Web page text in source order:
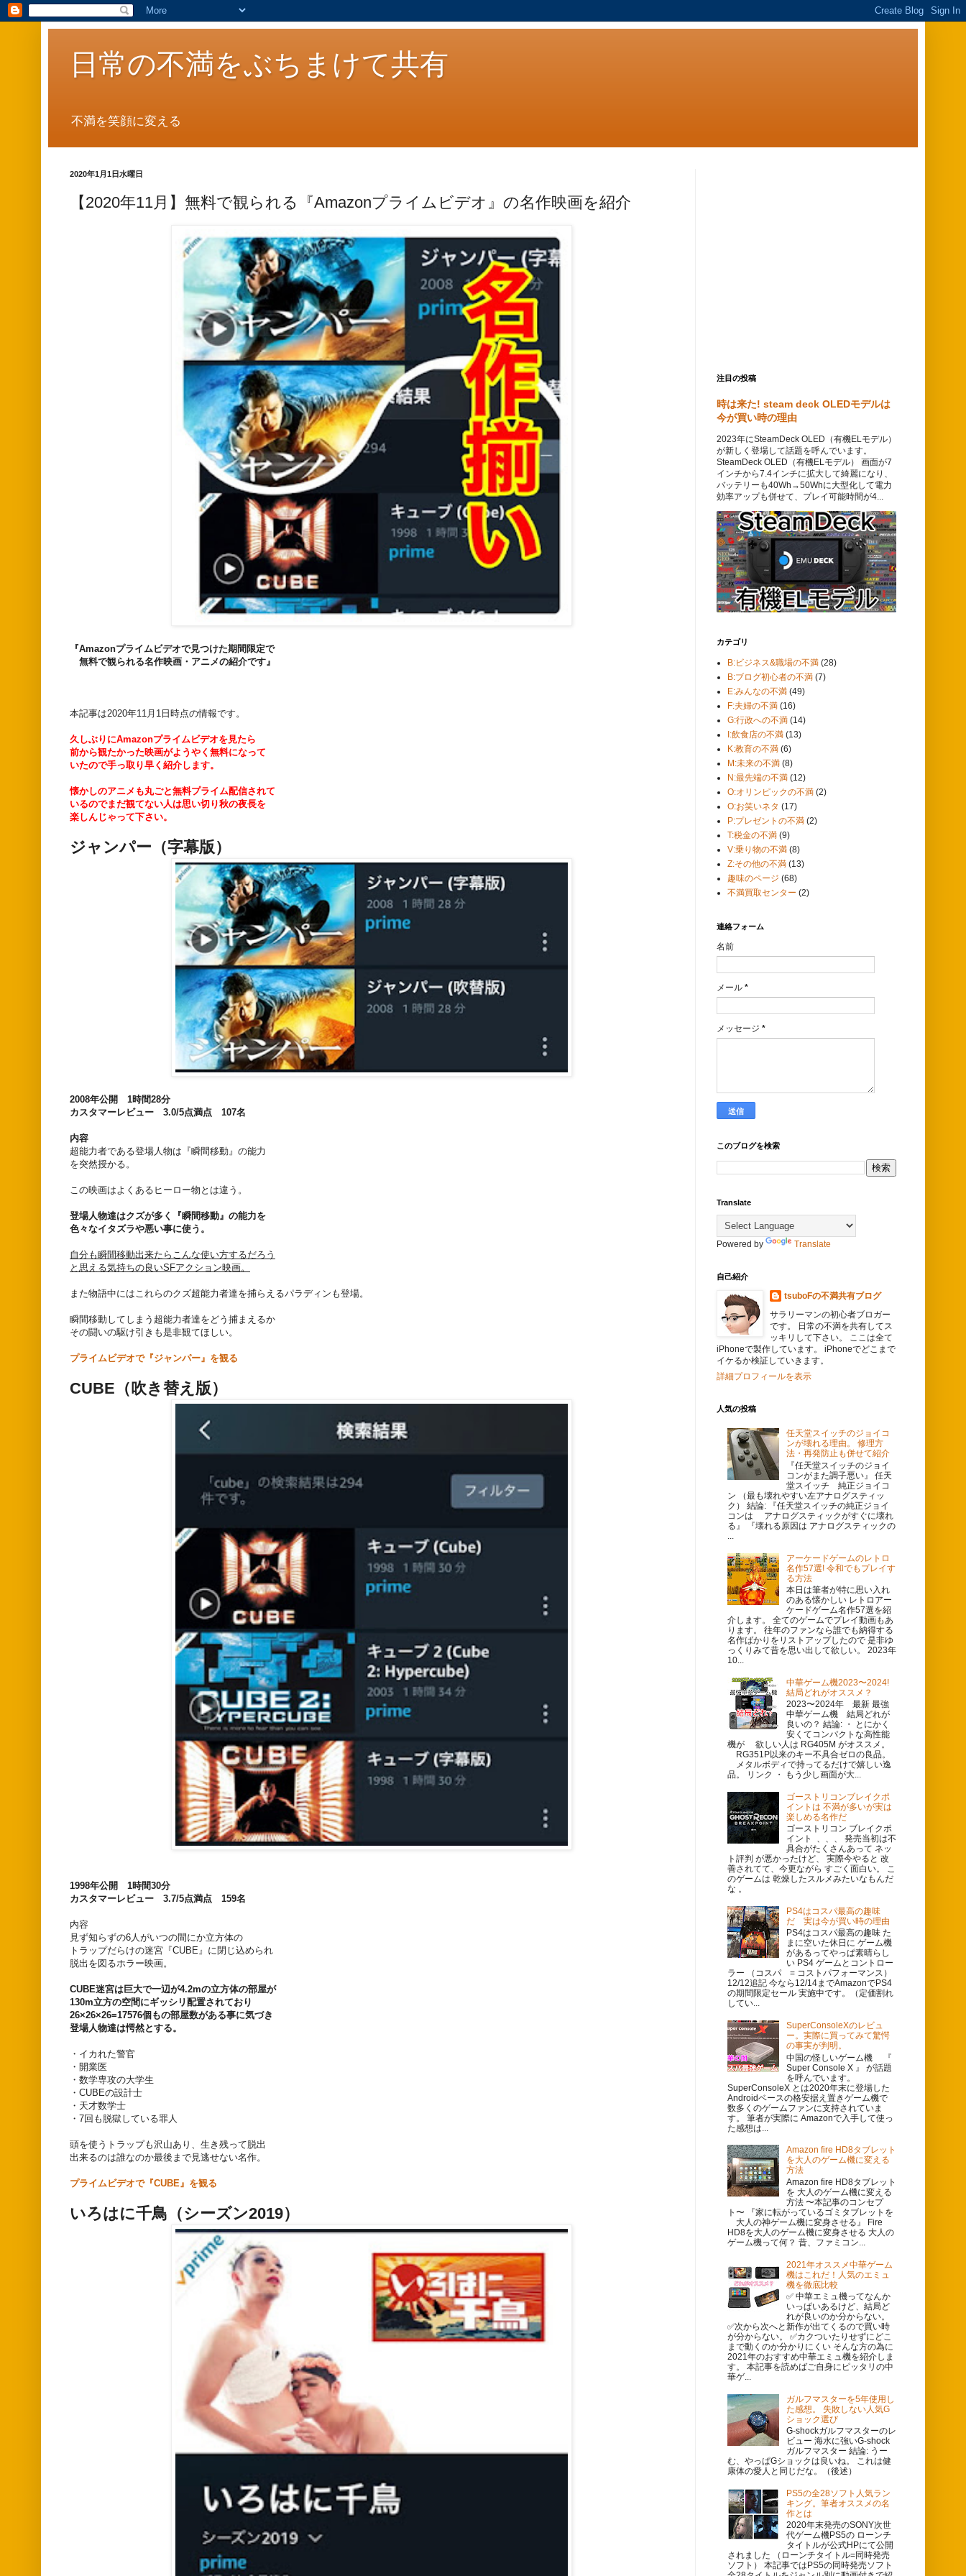
日常の不満をぶちまけて共有
不満を笑顔に変える
2020年1月1日水曜日
【2020年11月】無料で観られる『Amazonプライムビデオ』の名作映画を紹介
『Amazonプライムビデオで見つけた期間限定で
無料で観られる名作映画・アニメの紹介です』
本記事は2020年11月1日時点の情報です。
久しぶりにAmazonプライムビデオを見たら
前から観たかった映画がようやく無料になって
いたので手っ取り早く紹介します。
懐かしのアニメも丸ごと無料プライム配信されて
いるのでまだ観てない人は思い切り秋の夜長を
楽しんじゃって下さい。
ジャンパー（字幕版）
2008年公開 1時間28分
カスタマーレビュー 3.0/5点満点 107名
内容
超能力者である登場人物は『瞬間移動』の能力
を突然授かる。
この映画はよくあるヒーロー物とは違う。
登場人物達はクズが多く『瞬間移動』の能力を
色々なイタズラや悪い事に使う。
自分も瞬間移動出来たらこんな使い方するだろう
と思える気持ちの良いSFアクション映画。
また物語中にはこれらのクズ超能力者達を捕らえるパラディンも登場。
瞬間移動してしまう超能力者達をどう捕まえるか
その闘いの駆け引きも是非観てほしい。
プライムビデオで『ジャンパー』を観る
CUBE（吹き替え版）
1998年公開 1時間30分
カスタマーレビュー 3.7/5点満点 159名
内容
見ず知らずの6人がいつの間にか立方体の
トラップだらけの迷宮『CUBE』に閉じ込められ
脱出を図るホラー映画。
CUBE迷宮は巨大で一辺が4.2mの立方体の部屋が
130m立方の空間にギッシリ配置されており
26×26×26=17576個もの部屋数がある事に気づき
登場人物達は愕然とする。
・イカれた警官
・開業医
・数学専攻の大学生
・CUBEの設計士
・天才数学士
・7回も脱獄している罪人
頭を使うトラップも沢山あり、生き残って脱出
出来るのは誰なのか最後まで見逃せない名作。
プライムビデオで『CUBE』を観る
いろはに千鳥（シーズン2019）
注目の投稿
時は来た! steam deck OLEDモデルは
今が買い時の理由
2023年にSteamDeck OLED（有機ELモデル）
が新しく登場して話題を呼んでいます。
SteamDeck OLED（有機ELモデル） 画面が7
インチから7.4インチに拡大して綺麗になり、
バッテリーも40Wh→50Whに大型化して電力
効率アップも併せて、プレイ可能時間が4...
カテゴリ
B:ビジネス&職場の不満 (28)
B:ブログ初心者の不満 (7)
E:みんなの不満 (49)
F:夫婦の不満 (16)
G:行政への不満 (14)
I:飲食店の不満 (13)
K:教育の不満 (6)
M:未来の不満 (8)
N:最先端の不満 (12)
O:オリンピックの不満 (2)
O:お笑いネタ (17)
P:プレゼントの不満 (2)
T:税金の不満 (9)
V:乗り物の不満 (8)
Z:その他の不満 (13)
趣味のページ (68)
不満買取センター (2)
連絡フォーム
名前
メール *
メッセージ *
このブログを検索
Translate
Powered by Translate
自己紹介
tsuboFの不満共有ブログ
サラリーマンの初心者ブロガー
です。 日常の不満を共有してス
ッキリして下さい。 ここは全て
iPhoneで製作しています。 iPhoneでどこまで
イケるか検証していきます。
詳細プロフィールを表示
人気の投稿
任天堂スイッチのジョイコ
ンが壊れる理由。 修理方
法・再発防止も併せて紹介
『任天堂スイッチのジョイ
コンがまた調子悪い』 任天
堂スイッチ 純正ジョイコ
ン （最も壊れやすい左アナログスティッ
ク） 結論: 『任天堂スイッチの純正ジョイ
コンは アナログスティックがすぐに壊れ
る』 『壊れる原因は アナログスティックの
アーケードゲームのレトロ
名作57選! 令和でもプレイす
る方法
本日は筆者が特に思い入れ
のある懐かしい レトロアー
ケードゲーム名作57選を紹
介します。 全てのゲームでプレイ動画もあ
ります。 往年のファンなら誰でも納得する
名作ばかりをリストアップしたので 是非ゆ
っくりみて昔を思い出して欲しい。 2023年
10...
中華ゲーム機2023〜2024!
結局どれがオススメ？
2023〜2024年 最新 最強
中華ゲーム機 結局どれが
良いの？ 結論: ・ とにかく
安くてコンパクトな高性能
機が 欲しい人は RG405M がオススメ。
RG351P以来のキー不具合ゼロの良品。
メタルボディで持ってるだけで嬉しい逸
品。 リンク ・ もう少し画面が大...
ゴーストリコンブレイクポ
イントは 不満が多いが実は
楽しめる名作だ
ゴーストリコン ブレイクポ
イント 、、、 発売当初は不
具合がたくさんあって ネッ
ト評判 が悪かったけど、 実際今やると 改
善されてて、今更ながら すごく面白い。 こ
のゲームは 乾燥したスルメみたいなもんだ
な 。
PS4はコスパ最高の趣味
だ 実は今が買い時の理由
PS4はコスパ最高の趣味 た
まに空いた休日に ゲーム機
があるってやっぱ素晴らし
い PS4 ゲームとコントロー
ラー （コスパ = コストパフォーマンス）
12/12追記 今なら12/14までAmazonでPS4
の期間限定セール 実施中です。（定価割れ
してい...
SuperConsoleXのレビュ
ー。実際に買ってみて驚愕
の事実が判明。
中国の怪しいゲーム機 『
Super Console X 』 が話題
を呼んでいます。
SuperConsoleX とは2020年末に登場した
Androidベースの格安据え置きゲーム機で
数多くのゲームファンに支持されていま
す。 筆者が実際に Amazonで入手して使っ
た感想は...
Amazon fire HD8タブレット
を大人のゲーム機に変える
方法
Amazon fire HD8タブレット
を 大人のゲーム機に変える
方法 〜本記事のコンセプ
ト〜 『家に転がっているゴミタブレットを
大人の神ゲーム機に変身させる』 Fire
HD8を大人のゲーム機に変身させる 大人の
ゲーム機って何？ 昔、ファミコン...
2021年オススメ中華ゲーム
機はこれだ！人気のエミュ
機を徹底比較
✅ 中華エミュ機ってなんか
いっぱいあるけど、結局ど
れが良いのか分からない。
✅次から次へと新作が出てくるので買い時
が分からない。 ✅カクついたりせずにどこ
まで動くのか分かりにくい そんな方の為に
2021年のおすすめ中華エミュ機を紹介しま
す。 本記事を読めばご自身にピッタリの中
華ゲ...
ガルフマスターを5年使用し
た感想。 失敗しない人気G
ショック選び
G-shockガルフマスターのレ
ビュー 海水に強いG-shock
ガルフマスター 結論: うー
む、やっぱGショックは良いね。 これは健
康体の愛人と同じだな。（後述）
PS5の全28ソフト人気ラン
キング。筆者オススメの名
作とは
2020年末発売のSONY次世
代ゲーム機PS5の ローンチ
タイトルが公式HPにて公開
されました （ローンチタイトル=同時発売
ソフト） 本記事ではPS5の同時発売ソフト